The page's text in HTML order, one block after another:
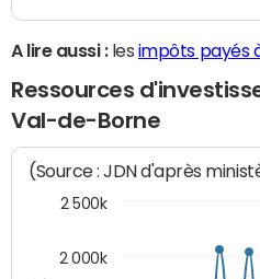
A lire aussi :les impôts payés
Ressources
Val-de-Borne
(Source : JDN d'après
2 000k
2 500k